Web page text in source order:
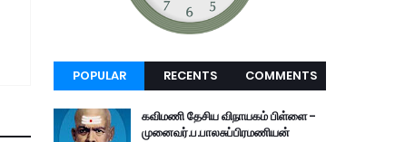
POPULAR RECENTS COMMENTS
கவிமணி தேசிய விநாயகம் பிள்ளை -
முனைவர்.ப.பாலசுப்பிரமணியன்